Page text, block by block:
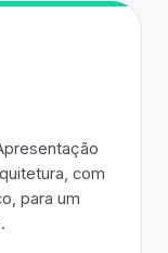
com
para um